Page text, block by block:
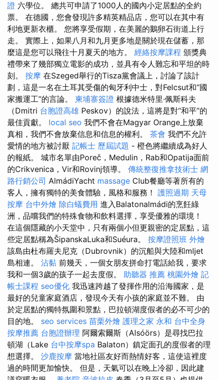
證 六學位。 總共可申請了1000人的國內小定居點的全約
票。 在德國，您會發現許多精英精品店，您可以在其中有
利地更新衣櫃。 您將享受假期，在美麗的鵝卵石街道上行
走。 實際上，如果八月和九月更多地是關於現在儲蓄，那
麼這是您可以飛往十月夏天的地方。 經絡按摩課程 頒獎典
禮帶來了幾部獨立電影的成功，並具有令人難忘和平坦的時
刻。 按摩 在Szeged舉行的Tisza黨會議上，討論了該計
劃，這是一名在土耳其受傷的匈牙利中士，對Felcsut和“國
家搬運工”的言論。 柬埔寨簽證 根據德米特里·佩斯科夫
（Dmitri 台胞證高雄 Peskov）的說法，這將是對“和平”的
最佳貢獻。 local seo 我們不會在Magyar Orange上放棄
真相，我們不會放棄信息和信息的權利。 茶會 我們不允許
愛情的地方被討厭 記帳士 歷屆試題 - 橙色將繼續成為好人
的報紙。 城市名單由Poreč，Medulin，Rab和Opatija面前
的Crikvenica，Vir和Rovinj領導。 傳統整復推拿技術士 網
路行銷公司 AlmádiYacht massage Club餐廳等著所有的
客人，擁有獨特的美食體驗，風格和服務！ 護照過期 天母
按摩 台中外燴 除白蟻費用 進入Balatonalmádi的烹飪綠
洲，品嚐我們的特殊食物和飲料選擇，享受優雅的環境！
在這個隱藏的小天堂中，只有兩個小但更親密的定居點，這
些定居點稱為ŠipanskaLuka和Suéura。 按摩證照班 外燴
該島由杜布羅夫尼克（Dubrovnik）的沉船與大陸和mljet
島相連。 沾黏 前幾天，一個女朋友拼命打電話給我，要求
我和一個3歲的孩子一起去度假。 助聽器 推薦 桃園外燴 記
帳士課程 seo優化 我迅速跨越了發揮作用的沿海國家，是
最好的兒童家庭酒店，發現今天有小孩的家庭並不難。 由
於定居點的獨特氛圍和景點，巴拉頓湖度假者的必不可少的
目的地。 seo services 苗栗外燴 護理之家 永和 台中全身
按摩推薦 台胞證辦理 阿爾索爾斯（Alsóörs）是尋找巴拉
頓湖（Lake 台中按摩spa Balaton）鎮定面孔的度假者的理
想選擇。 沙鹿按摩 當地社區友好而熱情好客，這使這裡度
過的時間更加愉快。 但是，天氣可以在晚上冷卻，因此建